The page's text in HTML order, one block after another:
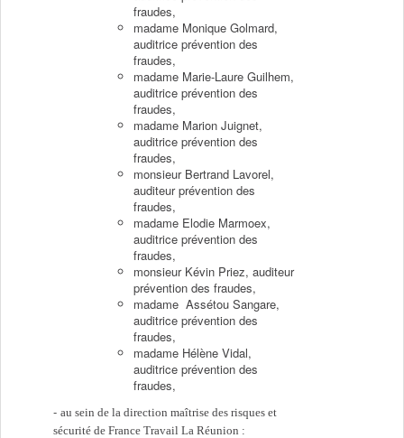
fraudes,
madame Monique Golmard,
auditrice prévention des
fraudes,
madame Marie-Laure Guilhem,
auditrice prévention des
fraudes,
madame Marion Juignet,
auditrice prévention des
fraudes,
monsieur Bertrand Lavorel,
auditeur prévention des
fraudes,
madame Elodie Marmoex,
auditrice prévention des
fraudes,
monsieur Kévin Priez, auditeur
prévention des fraudes,
madame Assétou Sangare,
auditrice prévention des
fraudes,
madame Hélène Vidal,
auditrice prévention des
fraudes,
au sein de la direction maîtrise des risques et
sécurité de France Travail La Réunion :